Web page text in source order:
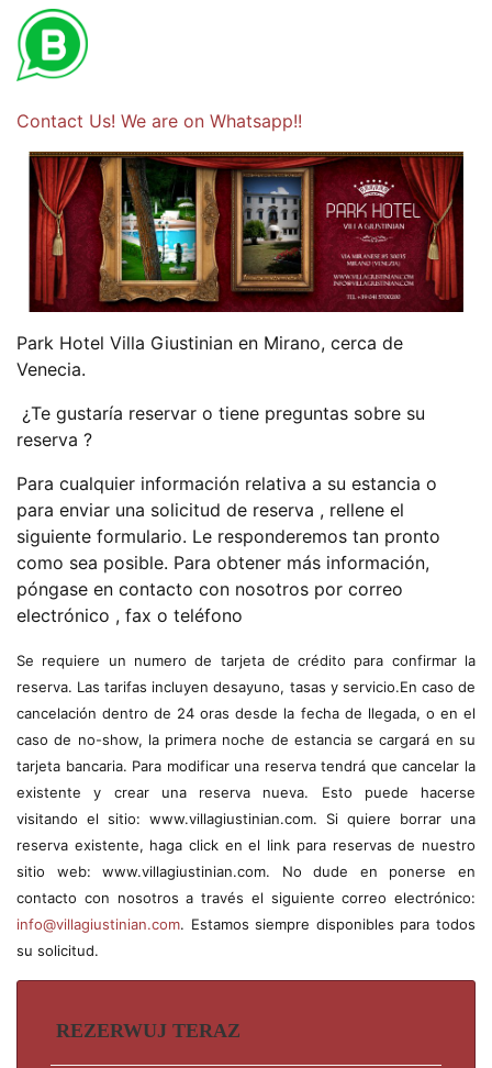
Contact Us! We are on Whatsapp!!
Park Hotel Villa Giustinian en Mirano, cerca de
Venecia.
¿Te gustaría reservar o tiene preguntas sobre su
reserva ?
Para cualquier información relativa a su estancia o
para enviar una solicitud de reserva , rellene el
siguiente formulario. Le responderemos tan pronto
como sea posible. Para obtener más información,
póngase en contacto con nosotros por correo
electrónico , fax o teléfono
Se requiere un numero de tarjeta de crédito para confirmar la
reserva. Las tarifas incluyen desayuno, tasas y servicio.En caso de
cancelación dentro de 24 oras desde la fecha de llegada, o en el
caso de no-show, la primera noche de estancia se cargará en su
tarjeta bancaria. Para modificar una reserva tendrá que cancelar la
existente y crear una reserva nueva. Esto puede hacerse
visitando el sitio: www.villagiustinian.com. Si quiere borrar una
reserva existente, haga click en el link para reservas de nuestro
sitio web: www.villagiustinian.com. No dude en ponerse en
contacto con nosotros a través el siguiente correo electrónico:
info@villagiustinian.com. Estamos siempre disponibles para todos
su solicitud.
REZERWUJ TERAZ